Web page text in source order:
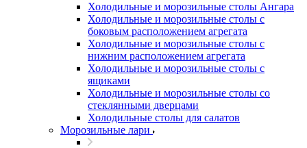
Холодильные и морозильные столы Ангара
Холодильные и морозильные столы с
боковым расположением агрегата
Холодильные и морозильные столы с
нижним расположением агрегата
Холодильные и морозильные столы с
ящиками
Холодильные и морозильные столы со
стеклянными дверцами
Холодильные столы для салатов
Морозильные лари